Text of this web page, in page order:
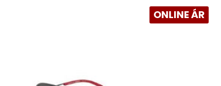
ONLINE ÁR